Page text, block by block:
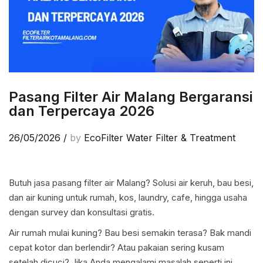
Pasang Filter Air Malang Bergaransi
dan Terpercaya 2026
26/05/2026 / by EcoFilter Water Filter & Treatment
Butuh jasa pasang filter air Malang? Solusi air keruh, bau besi,
dan air kuning untuk rumah, kos, laundry, cafe, hingga usaha
dengan survey dan konsultasi gratis.
Air rumah mulai kuning? Bau besi semakin terasa? Bak mandi
cepat kotor dan berlendir? Atau pakaian sering kusam